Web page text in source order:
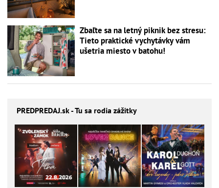
Zbaľte sa na letný piknik bez stresu:
Tieto praktické vychytávky vám
ušetria miesto v batohu!
PREDPREDAJ.sk - Tu sa rodia zážitky